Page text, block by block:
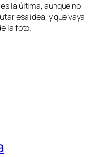
la última, aunque no
esa idea, y que vaya
la foto.